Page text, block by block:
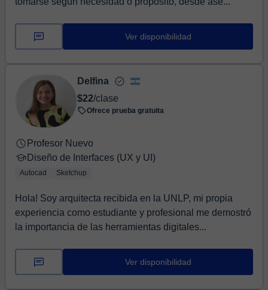
Ver disponibilidad
Delfina
$22/clase
Ofrece prueba gratuita
Profesor Nuevo
Diseño de Interfaces (UX y UI)
Autocad Sketchup
Hola! Soy arquitecta recibida en la UNLP, mi propia
experiencia como estudiante y profesional me demostró
la importancia de las herramientas digitales...
Ver disponibilidad